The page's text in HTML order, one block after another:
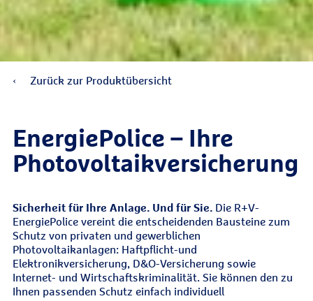
Zurück zur Produktübersicht
EnergiePolice – Ihre
Photovoltaikversicherung
Sicherheit für Ihre Anlage. Und für Sie. Die R+V-
EnergiePolice vereint die entscheidenden Bausteine zum
Schutz von privaten und gewerblichen
Photovoltaikanlagen: Haftpflicht-und
Elektronikversicherung, D&O-Versicherung sowie
Internet- und Wirtschaftskriminalität. Sie können den zu
Ihnen passenden Schutz einfach individuell